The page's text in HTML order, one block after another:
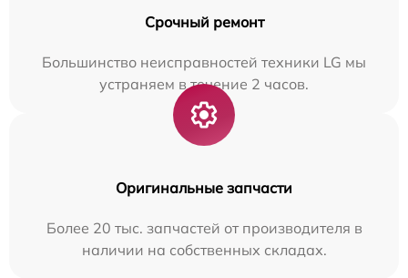
Срочный ремонт
Большинство неисправностей техники LG мы
устраняем в течение 2 часов.
Оригинальные запчасти
Более 20 тыс. запчастей от производителя в
наличии на собственных складах.